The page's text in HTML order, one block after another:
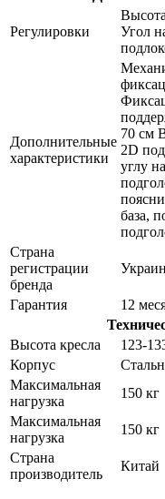
Регулировки
Угол
Дополнительные
характеристики
70 см
2D
углу
база,
Страна
регистрации
бренда
Гарантия
12
Высота кресла
123-
Корпус
Максимальная
нагрузка
150 кг
Максимальная
нагрузка
150 кг
Страна
производитель
Китай